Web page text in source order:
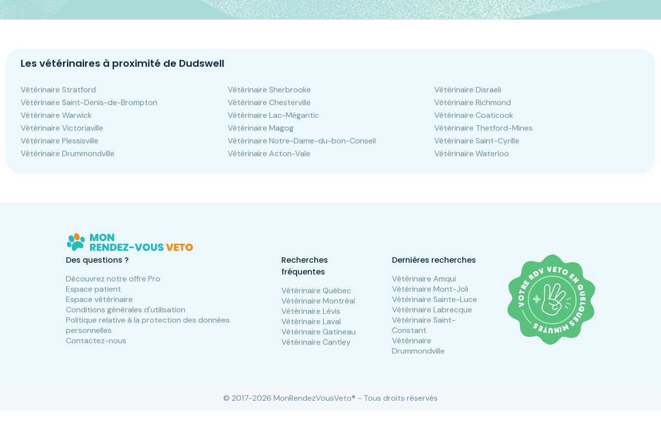
Les vétérinaires à proximité de Dudswell
Vétérinaire Stratford Vétérinaire Sherbrooke
Vétérinaire Disraeli
Vétérinaire Saint-Denis-de-Brompton
Vétérinaire Chesterville
Vétérinaire Richmond
Vétérinaire Warwick
Vétérinaire Lac-Mégantic
Vétérinaire Coaticook
Vétérinaire Victoriaville
Vétérinaire Magog
Vétérinaire Thetford-Mines
Vétérinaire Plessisville
Vétérinaire Notre-Dame-du-bon-Conseil
Vétérinaire Saint-Cyrille
Vétérinaire Drummondville
Vétérinaire Acton-Vale Vétérinaire Waterloo
Des questions ?
Découvrez notre offre Pro
Espace patient
Espace vétérinaire
Conditions générales d'utilisation
Politique relative à la protection des données
personnelles
Contactez-nous
Recherches
fréquentes
Vétérinaire Québec
Vétérinaire Montréal
Vétérinaire Lévis
Vétérinaire Laval
Vétérinaire Gatineau
Vétérinaire Cantley
Dernières recherches
Vétérinaire Amqui
Vétérinaire Mont-Joli
Vétérinaire Sainte-Luce
Vétérinaire Labrecque
Vétérinaire Saint-
Constant
Vétérinaire
Drummondville
© 2017-2026 MonRendezVousVeto® - Tous droits réservés